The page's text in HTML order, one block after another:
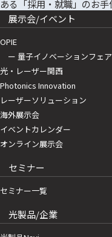
展示会/イベント
OPIE
ー 量子イノベーションフェア
光・レーザー関西
Photonics Innovation
レーザーソリューション
海外展示会
イベントカレンダー
オンライン展示会
セミナー
セミナー一覧
光製品/企業